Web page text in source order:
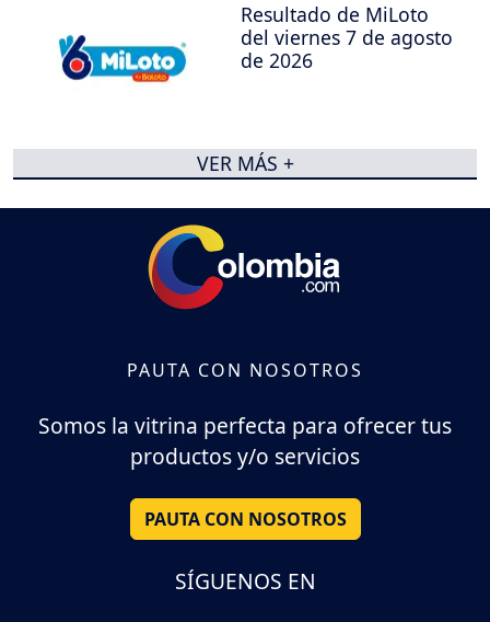
Resultado de MiLoto
del viernes 7 de agosto
de 2026
VER MÁS +
PAUTA CON NOSOTROS
Somos la vitrina perfecta para ofrecer tus
productos y/o servicios
PAUTA CON NOSOTROS
SÍGUENOS EN